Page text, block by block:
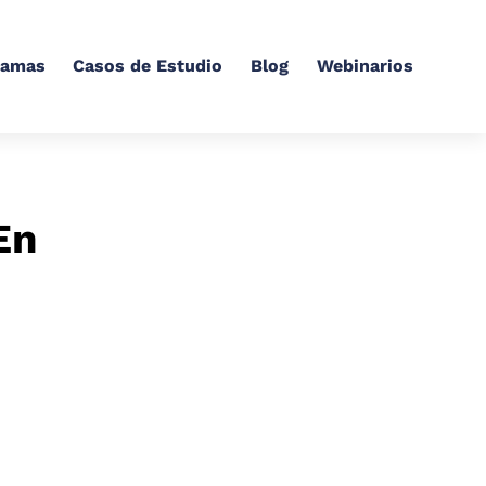
Casos de Estudio Blog Webinarios